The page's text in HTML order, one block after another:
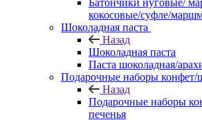
Батончики нуговые/
кокосовые/суфле/
Шоколадная паста
Назад
Шоколадная паста
Паста шоколадная/
Подарочные наборы конфет/
Назад
Подарочные наборы
печенья